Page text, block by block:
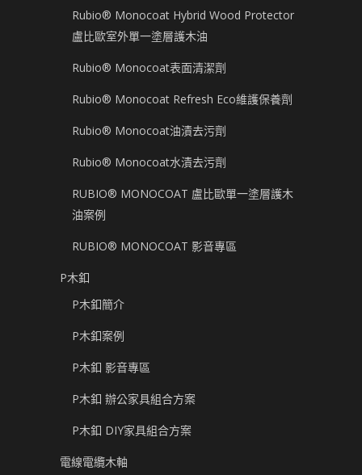
Rubio® Monocoat Hybrid Wood Protector
盧比歐室外單一塗層護木油
Rubio® Monocoat表面清潔劑
Rubio® Monocoat Refresh Eco維護保養劑
Rubio® Monocoat油漬去污劑
Rubio® Monocoat水漬去污劑
RUBIO® MONOCOAT 盧比歐單一塗層護木
油案例
RUBIO® MONOCOAT 影音專區
P木釦
P木釦簡介
P木釦案例
P木釦 影音專區
P木釦 辦公家具組合方案
P木釦 DIY家具組合方案
電線電纜木軸